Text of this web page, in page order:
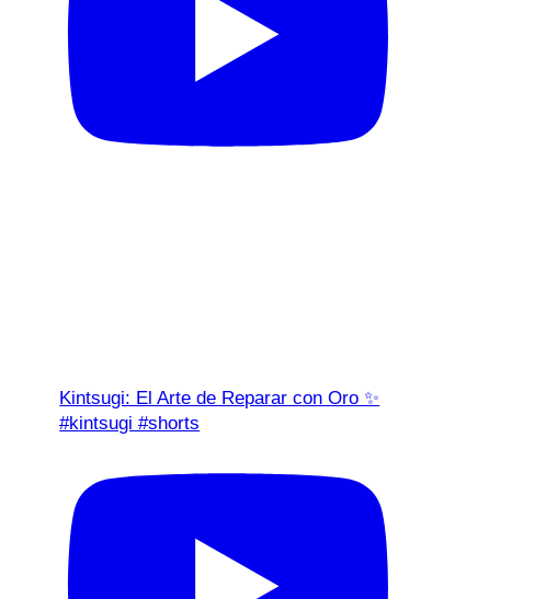
Kintsugi: El Arte de Reparar con Oro ✨
#kintsugi #shorts